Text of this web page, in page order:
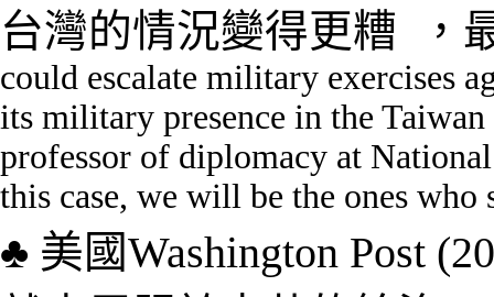
台灣的情況變得更糟
，
could escalate military exercises
its military presence in the
professor of diplomacy at
this case, we will be the ones who
♣ 美國Washington Post